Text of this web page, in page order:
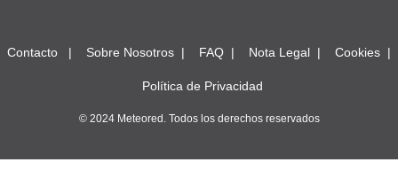
Contacto Sobre Nosotros FAQ Nota Legal Cookies
Política de Privacidad
© 2024 Meteored. Todos los derechos reservados